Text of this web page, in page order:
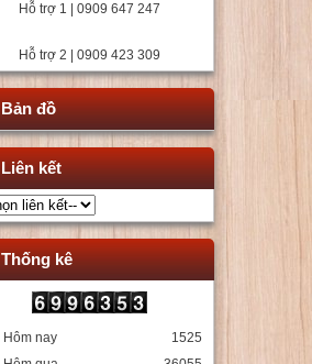
Hỗ trợ 1 | 0909 647 247
Hỗ trợ 2 | 0909 423 309
Bản đồ
Liên kết
Thống kê
Hôm nay
1525